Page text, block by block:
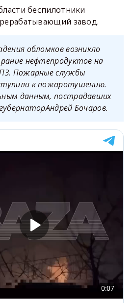
беспилотники
завод.
обломков возникло
нефтепродуктов на
Пожарные службы
к пожаротушению.
данным, пострадавших
Бочаров.